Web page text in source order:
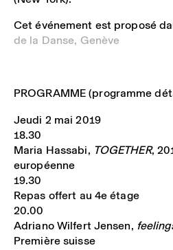
Cet événement est proposé
de la Danse, Genève
PROGRAMME (programme
Jeudi 2 mai 2019
18.30
Maria Hassabi, TOGETHER,
européenne
19.30
Repas offert au 4e étage
20.00
Adriano Wilfert Jensen,
Première suisse